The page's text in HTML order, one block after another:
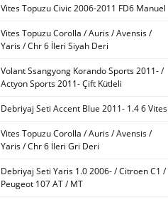
Vites Topuzu Civic 2006-2011 FD6 Manuel
Vites Topuzu Corolla / Auris / Avensis /
Yaris / Chr 6 İleri Siyah Deri
Volant Ssangyong Korando Sports 2011- /
Actyon Sports 2011- Çift Kütleli
Debriyaj Seti Accent Blue 2011- 1.4 6 Vites
Vites Topuzu Corolla / Auris / Avensis /
Yaris / Chr 6 İleri Gri Deri
Debriyaj Seti Yaris 1.0 2006- / Citroen C1 /
Peugeot 107 AT / MT